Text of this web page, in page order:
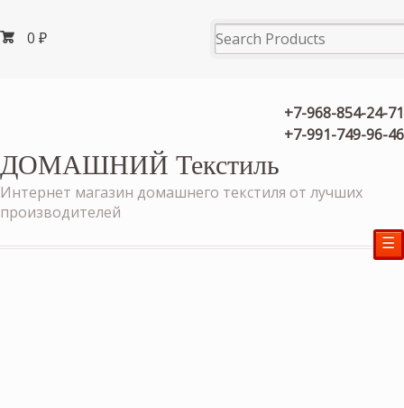
0 ₽
+7-968-854-24-71
+7-991-749-96-46
ДОМАШНИЙ Текстиль
Интернет магазин домашнего текстиля от лучших
производителей
☰